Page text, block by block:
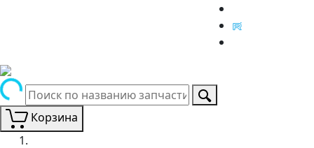
Корзина